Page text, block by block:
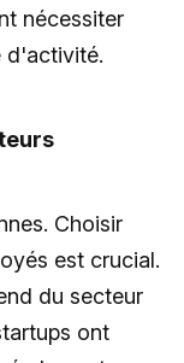
nécessiter
d'activité.
Choisir
est crucial.
du secteur
ont